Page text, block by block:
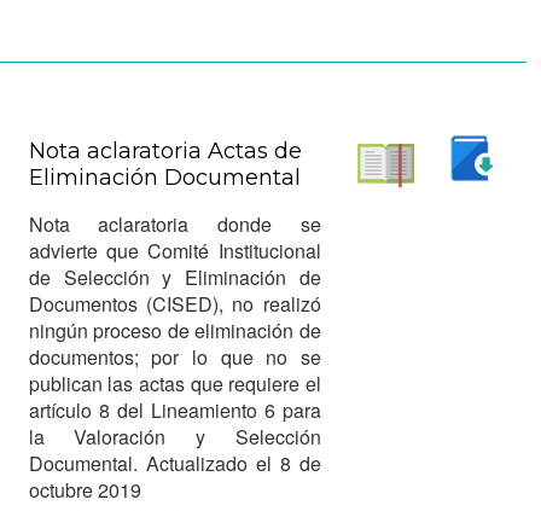
Nota aclaratoria Actas de
Eliminación Documental
Nota aclaratoria donde se
advierte que Comité Institucional
de Selección y Eliminación de
Documentos (CISED), no realizó
ningún proceso de eliminación de
documentos; por lo que no se
publican las actas que requiere el
artículo 8 del Lineamiento 6 para
la Valoración y Selección
Documental. Actualizado el 8 de
octubre 2019